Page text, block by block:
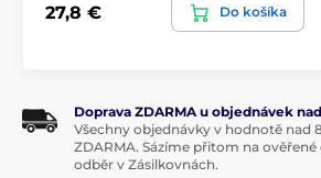
výkon pro sluchátka, 280mW
podpora formátuMQA
vlastní nastaveníVolume s 60
RGB LEDindikace přehrávaného
27,8 € Do košíka
Doprava ZDARMA u objednávek
Všechny objednávky v hodnotě nad
ZDARMA. Sázíme přitom na ověřené
odběr v Zásilkovnách.